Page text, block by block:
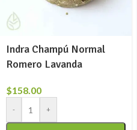
Indra Champú Normal
Romero Lavanda
$158.00
- +